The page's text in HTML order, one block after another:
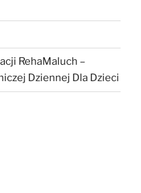
RehaMaluch –
Dziennej Dla Dzieci